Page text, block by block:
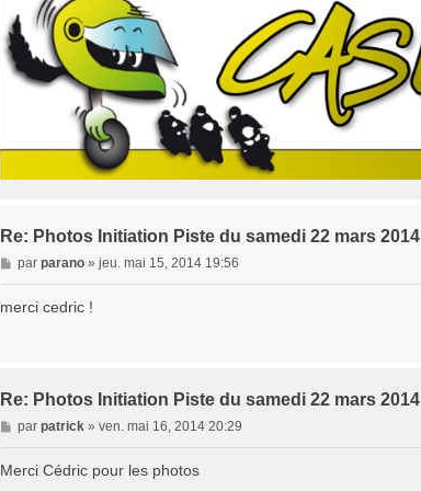
Re: Photos Initiation Piste du samedi 22 mars 2014
M
e
s
par parano» jeu. mai 15, 2014 19:56
merci cedric !
Re: Photos Initiation Piste du samedi 22 mars 2014
M
e
s
par patrick» ven. mai 16, 2014 20:29
Merci Cédric pour les photos